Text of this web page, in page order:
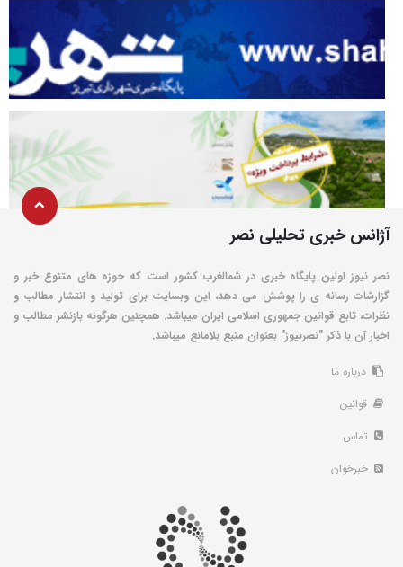
آژانس خبری تحلیلی نصر
نصر نیوز اولین پایگاه خبری در شمالغرب کشور است که حوزه های متنوع خبر و
گزارشات رسانه ی را پوشش می دهد، این وبسایت برای تولید و انتشار مطالب و
نظرات، تابع قوانین جمهوری اسلامی ایران میباشد. همچنین هرگونه بازنشر مطالب و
اخبار آن با ذکر "نصرنیوز" بعنوان منبع بلامانع میباشد.
درباره ما
قوانین
تماس
خبرخوان